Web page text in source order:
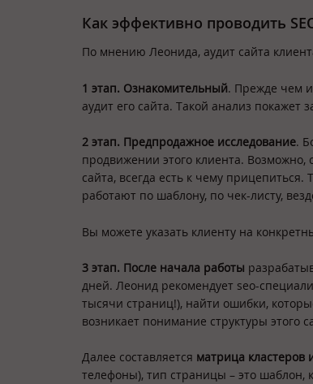
Как эффективно проводить
По мнению Леонида, аудит сайта
1 этап. Ознакомительный. Прежде чем
аудит его сайта. Такой анализ
2 этап. Предпродажное исследование.
продвижении этого клиента. Возможно,
сайта, всегда есть к чему
работают по шаблону, по чек-листу,
Вы можете указать клиенту на
3 этап. После начала работы
дней. Леонид рекомендует seo-
тысячи страниц!), найти ошибки,
возникает понимание структуры этого
Далее составляется матрица кластеров
телефоны), тип страницы – это шаблон,